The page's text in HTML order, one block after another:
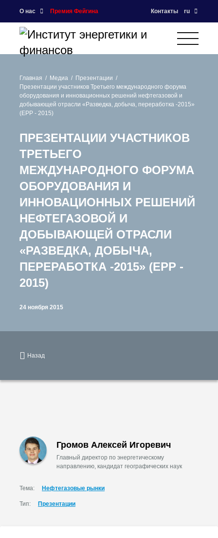
О нас Премия Фейгина Контакты ru
Главная Медиа
Презентации
Презентации участников Третьего международного форума
оборудования и инновационных решений нефтегазовой и
добывающей отрасли «Разведка, добыча, переработка -2015»
(ЕРР - 2015)
ПРЕЗЕНТАЦИИ УЧАСТНИКОВ
ТРЕТЬЕГО
МЕЖДУНАРОДНОГО ФОРУМА
ОБОРУДОВАНИЯ И
ИННОВАЦИОННЫХ РЕШЕНИЙ
НЕФТЕГАЗОВОЙ И
ДОБЫВАЮЩЕЙ ОТРАСЛИ
«РАЗВЕДКА, ДОБЫЧА,
ПЕРЕРАБОТКА -2015» (ЕРР -
2015)
24 ноября 2015
Назад
Громов Алексей Игоревич
Главный директор по энергетическому
направлению, кандидат географических наук
Тема: Нефтегазовые рынки
Тип: Презентации